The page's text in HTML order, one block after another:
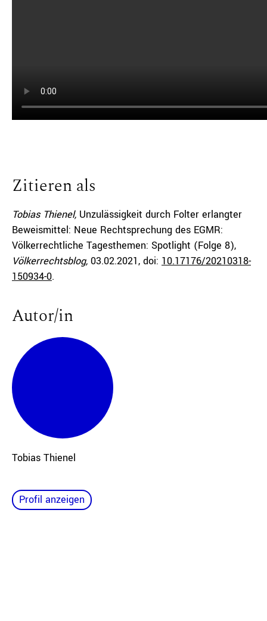
Zitieren als
Tobias Thienel, Unzulässigkeit durch Folter erlangter
Beweismittel: Neue Rechtsprechung des EGMR:
Völkerrechtliche Tagesthemen: Spotlight (Folge 8),
Völkerrechtsblog, 03.02.2021, doi: 10.17176/20210318-
150934-0.
Autor/in
Tobias Thienel
Profil anzeigen